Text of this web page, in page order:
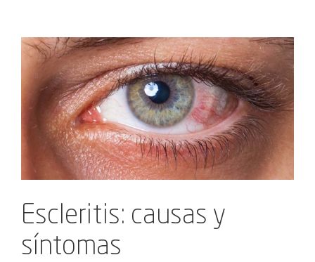
Ver
imagen
más
grande
Escleritis: causas y
síntomas